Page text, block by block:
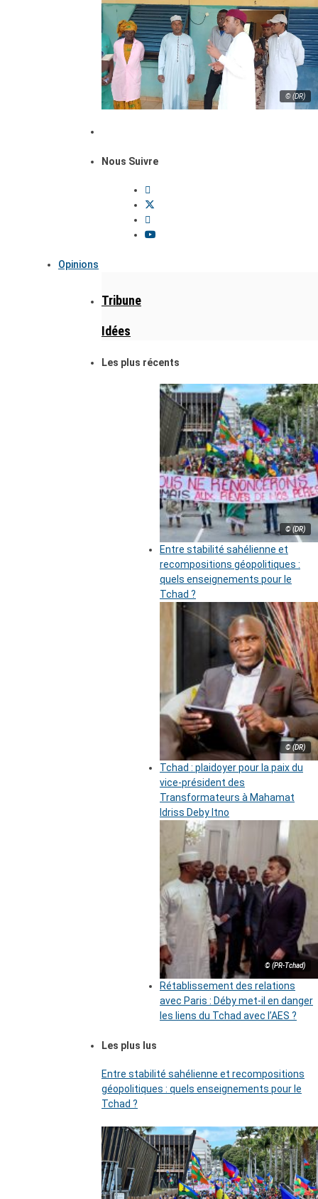
© (DR)
Nous Suivre
Opinions
Tribune
Idées
Les plus récents
© (DR)
Entre stabilité sahélienne et
recompositions géopolitiques :
quels enseignements pour le
Tchad ?
© (DR)
Tchad : plaidoyer pour la paix du
vice-président des
Transformateurs à Mahamat
Idriss Deby Itno
© (PR-Tchad)
Rétablissement des relations
avec Paris : Déby met-il en danger
les liens du Tchad avec l’AES ?
Les plus lus
Entre stabilité sahélienne et recompositions
géopolitiques : quels enseignements pour le
Tchad ?